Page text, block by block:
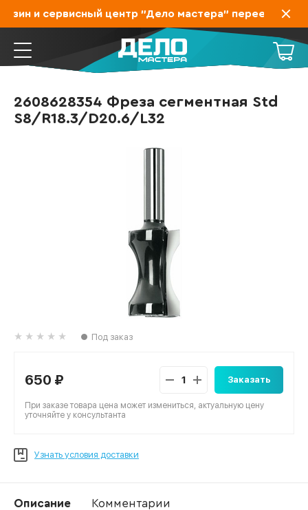
и сервисный центр "Дело мастера" переехал на
2608628354 Фреза сегментная Std
S8/R18.3/D20.6/L32
Под заказ
650 ₽ Заказать
При заказе товара цена может измениться, актуальную цену
уточняйте у консультанта
Узнать условия доставки
Описание Комментарии